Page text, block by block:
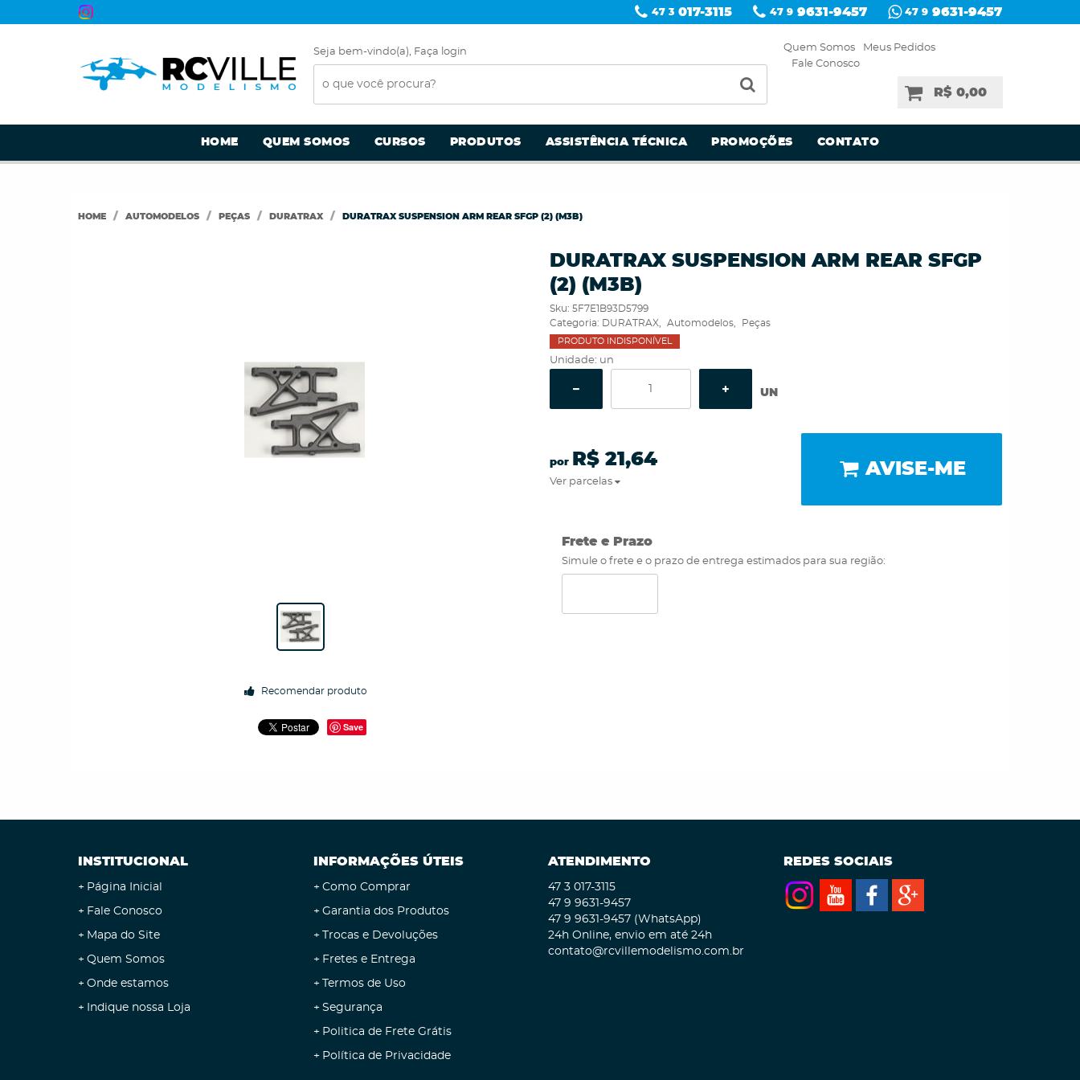
47 3 017-3115 47 9 9631-9457 47 9 9631-9457
Seja bem-vindo(a), Faça login Quem Somos
Meus Pedidos
Fale Conosco
R$ 0,00
HOME QUEM SOMOS CURSOS PRODUTOS ASSISTÊNCIA TÉCNICA PROMOÇÕES CONTATO
HOME AUTOMODELOS PEÇAS DURATRAX DURATRAX SUSPENSION ARM REAR SFGP (2) (M3B)
Recomendar produto
Save
DURATRAX SUSPENSION ARM REAR SFGP
(2) (M3B)
Sku: 5F7E1B93D5799
Categoria: DURATRAX Automodelos Peças
PRODUTO INDISPONÍVEL
Unidade: un
UN
por R$ 21,64
Ver parcelas
AVISE-ME
Frete e Prazo
Simule o frete e o prazo de entrega estimados para sua região:
INSTITUCIONAL
Página Inicial
Fale Conosco
Mapa do Site
Quem Somos
Onde estamos
Indique nossa Loja
INFORMAÇÕES ÚTEIS
Como Comprar
Garantia dos Produtos
Trocas e Devoluções
Fretes e Entrega
Termos de Uso
Segurança
Politica de Frete Grátis
Política de Privacidade
ATENDIMENTO
47 3 017-3115
47 9 9631-9457
47 9 9631-9457 (WhatsApp)
24h Online, envio em até 24h
contato@rcvillemodelismo.com.br
REDES SOCIAIS